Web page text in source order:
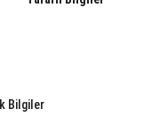
Bilgiler